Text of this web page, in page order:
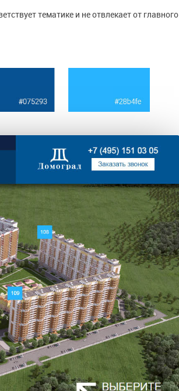
тематике и не отвлекает от главного